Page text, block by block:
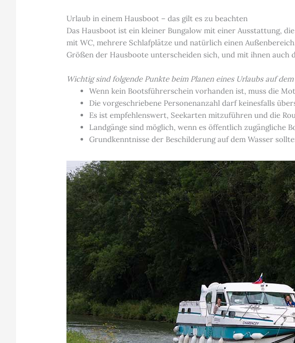
Urlaub in einem Hausboot – das gilt es zu beachten
Das Hausboot ist ein kleiner Bungalow mit einer Ausstattung,
mit WC, mehrere Schlafplätze und natürlich einen
Größen der Hausboote unterscheiden sich, und mit ihnen auch
Wichtig sind folgende Punkte beim Planen eines Urlaubs auf
Wenn kein Bootsführerschein vorhanden ist, muss die
Die vorgeschriebene Personenanzahl darf keinesfalls
Es ist empfehlenswert, Seekarten mitzuführen und die
Landgänge sind möglich, wenn es öffentlich zugängliche
Grundkenntnisse der Beschilderung auf dem Wasser